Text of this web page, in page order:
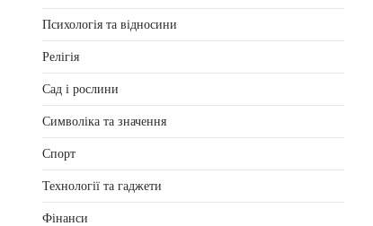
Психологія та відносини
Релігія
Сад і рослини
Символіка та значення
Спорт
Технології та гаджети
Фінанси